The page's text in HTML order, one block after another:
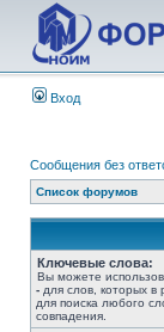
Вход
Сообщения без
Список форумов
Ключевые слова:
Вы можете
- для слов, которых
для поиска любого
совпадения.